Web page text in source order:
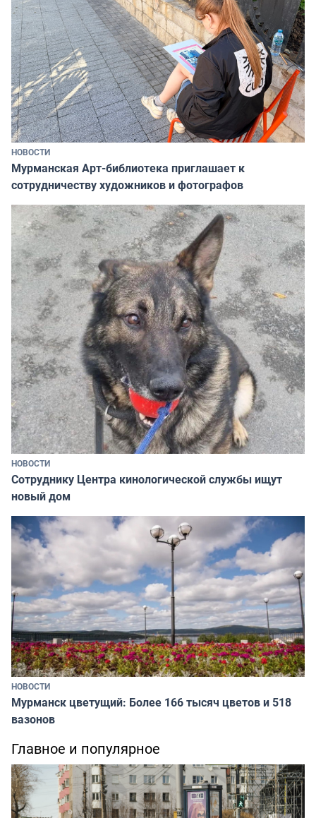
НОВОСТИ
Мурманская Арт-библиотека приглашает к
сотрудничеству художников и фотографов
НОВОСТИ
Сотруднику Центра кинологической службы ищут
новый дом
НОВОСТИ
Мурманск цветущий: Более 166 тысяч цветов и 518
вазонов
Главное и популярное